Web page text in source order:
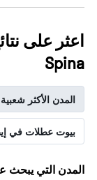
Spina
المدن الأكثر شعبية
بيوت عطلات في
المدن التي يبحث